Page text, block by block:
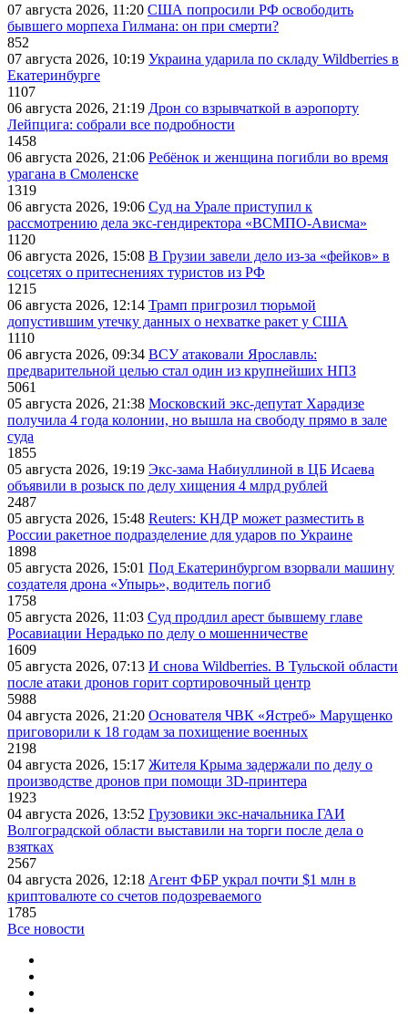
07 августа 2026, 11:20 США попросили РФ освободить
бывшего морпеха Гилмана: он при смерти?
852
07 августа 2026, 10:19 Украина ударила по складу Wildberries в
Екатеринбурге
1107
06 августа 2026, 21:19 Дрон со взрывчаткой в аэропорту
Лейпцига: собрали все подробности
1458
06 августа 2026, 21:06 Ребёнок и женщина погибли во время
урагана в Смоленске
1319
06 августа 2026, 19:06 Суд на Урале приступил к
рассмотрению дела экс-гендиректора «ВСМПО-Ависма»
1120
06 августа 2026, 15:08 В Грузии завели дело из-за «фейков» в
соцсетях о притеснениях туристов из РФ
1215
06 августа 2026, 12:14 Трамп пригрозил тюрьмой
допустившим утечку данных о нехватке ракет у США
1110
06 августа 2026, 09:34 ВСУ атаковали Ярославль:
предварительной целью стал один из крупнейших НПЗ
5061
05 августа 2026, 21:38 Московский экс-депутат Харадизе
получила 4 года колонии, но вышла на свободу прямо в зале
суда
1855
05 августа 2026, 19:19 Экс-зама Набиуллиной в ЦБ Исаева
объявили в розыск по делу хищения 4 млрд рублей
2487
05 августа 2026, 15:48 Reuters: КНДР может разместить в
России ракетное подразделение для ударов по Украине
1898
05 августа 2026, 15:01 Под Екатеринбургом взорвали машину
создателя дрона «Упырь», водитель погиб
1758
05 августа 2026, 11:03 Суд продлил арест бывшему главе
Росавиации Нерадько по делу о мошенничестве
1609
05 августа 2026, 07:13 И снова Wildberries. В Тульской области
после атаки дронов горит сортировочный центр
5988
04 августа 2026, 21:20 Основателя ЧВК «Ястреб» Марущенко
приговорили к 18 годам за похищение военных
2198
04 августа 2026, 15:17 Жителя Крыма задержали по делу о
производстве дронов при помощи 3D‑принтера
1923
04 августа 2026, 13:52 Грузовики экс-начальника ГАИ
Волгоградской области выставили на торги после дела о
взятках
2567
04 августа 2026, 12:18 Агент ФБР украл почти $1 млн в
криптовалюте со счетов подозреваемого
1785
Все новости